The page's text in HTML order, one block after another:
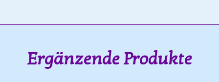
Ergänzende Produkte